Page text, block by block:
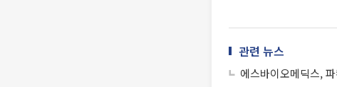
관련 뉴스
에스바이오메딕스,